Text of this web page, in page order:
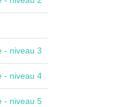
- niveau 3
- niveau 4
- niveau 5